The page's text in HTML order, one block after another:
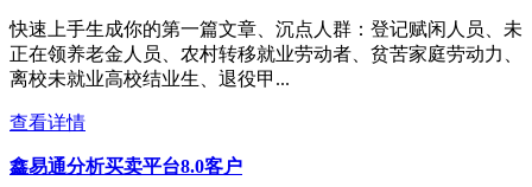
快速上手生成你的第一篇文章、沉点人群：登记赋闲人员、未
正在领养老金人员、农村转移就业劳动者、贫苦家庭劳动力、
离校未就业高校结业生、退役甲...
查看详情
鑫易通分析买卖平台8.0客户